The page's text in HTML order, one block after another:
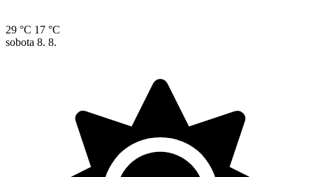
29 °C 17 °C
sobota 8. 8.